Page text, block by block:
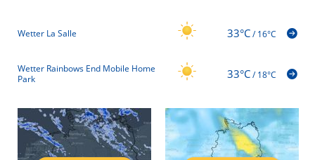
Wetter La Salle 33°C/16°C
Wetter Rainbows End Mobile Home
Park
33°C/18°C